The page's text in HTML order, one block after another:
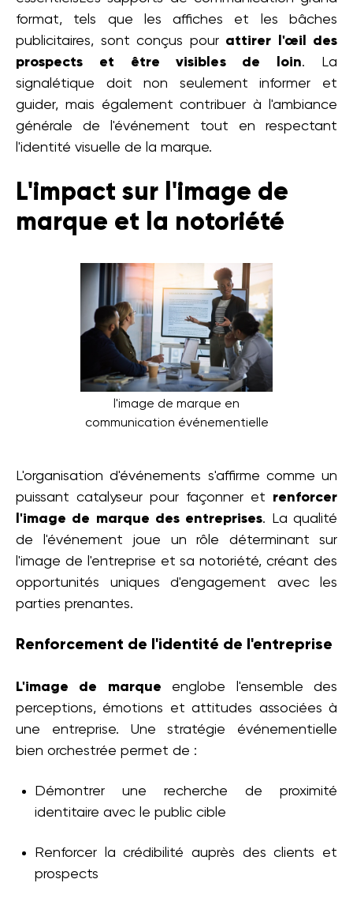
format, tels que les affiches et les bâches
publicitaires, sont conçus pour attirer l'œil des
prospects et être visibles de loin. La
signalétique doit non seulement informer et
guider, mais également contribuer à l'ambiance
générale de l'événement tout en respectant
l'identité visuelle de la marque.
L'impact sur l'image de
marque et la notoriété
l'image de marque en
communication événementielle
L'organisation d'événements s'affirme comme un
puissant catalyseur pour façonner et renforcer
l'image de marque des entreprises. La qualité
de l'événement joue un rôle déterminant sur
l'image de l'entreprise et sa notoriété, créant des
opportunités uniques d'engagement avec les
parties prenantes.
Renforcement de l'identité de l'entreprise
L'image de marque englobe l'ensemble des
perceptions, émotions et attitudes associées à
une entreprise. Une stratégie événementielle
bien orchestrée permet de :
Démontrer une recherche de proximité
identitaire avec le public cible
Renforcer la crédibilité auprès des clients et
prospects